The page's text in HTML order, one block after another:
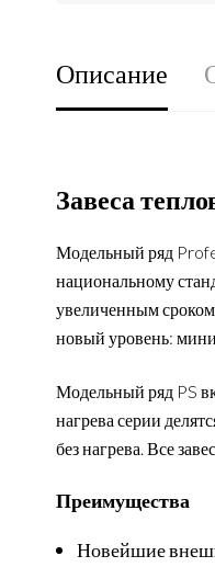
Описание
Завеса
Модельный ряд
национальному
увеличенным
новый уровень:
Модельный ряд PS
нагрева серии
без нагрева. Все
Преимущества
Новейшие